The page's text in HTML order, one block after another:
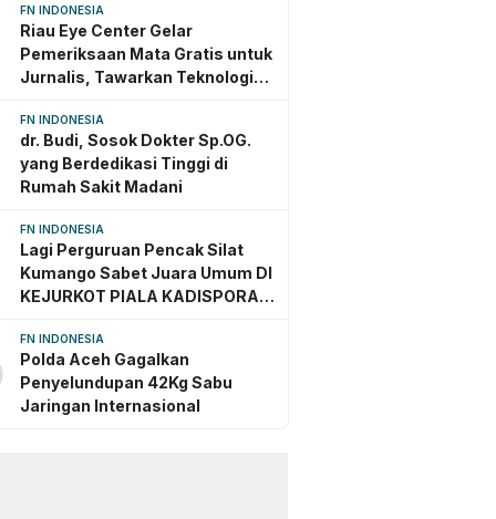
Mahasiswa di
Dihentikan,
Jelaskan
BNNK Pekanbaru Gelar
Penyuluhan dan Deklarasi
Anti Narkoba Bersama 1.300
FN INDONESIA
Riau Eye Center Gelar
Pemeriksaan Mata Gratis untuk
Jurnalis, Tawarkan Teknologi
FN INDONESIA
dr. Budi, Sosok Dokter Sp.OG.
yang Berdedikasi Tinggi di
Rumah Sakit Madani
FN INDONESIA
Lagi Perguruan Pencak Silat
Kumango Sabet Juara Umum DI
KEJURKOT PIALA KADISPORA
FN INDONESIA
Polda Aceh Gagalkan
Penyelundupan 42Kg Sabu
Jaringan Internasional